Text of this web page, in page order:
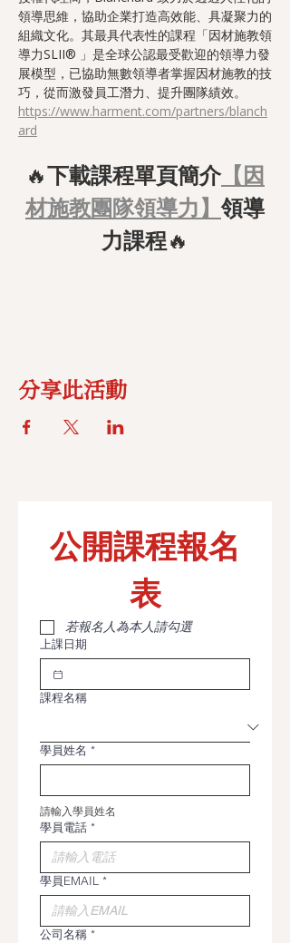
領導思維，協助企業打造高效能、具凝聚力的
組織文化。其最具代表性的課程「因材施教領
導力SLII® 」是全球公認最受歡迎的領導力發
展模型，已協助無數領導者掌握因材施教的技
巧，從而激發員工潛力、提升團隊績效。
https://www.harment.com/partners/blanch
ard
🔥下載課程單頁簡介【因
材施教團隊領導力】領導
力課程🔥
分享此活動
公開課程報名
表
若報名人為本人請勾選
上課日期
課程名稱
學員姓名 *
請輸入學員姓名
學員電話 *
學員EMAIL *
公司名稱 *